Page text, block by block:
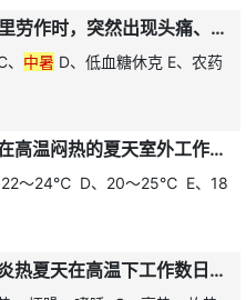
患者，男，30岁。夏天在田地里劳作时，突然出现头痛、头晕、恶心，继而出现口渴、胸闷、面色苍白、大汗琳漓，脉搏细速，血压下降；后晕倒在地，该患者最可能发生了
中暑 D、低血糖休克 E、农药
患者男性，56岁，建筑工人，在高温闷热的夏天室外工作，近日出现全身乏力，继而体温升高，有时可达40℃以上，并出现皮肤干热，无汗、谵妄和抽搐，脉搏加快，血压下降，呼吸浅速等表现，来急诊室就诊，考虑可能是热射病(
～24℃ D、20～25℃ E、18
患者男性，45岁，特殊工种，炎热夏天在高温下工作数日，近日出现全身乏力、多汗，继而体温升高。有时可达40℃以上，并出现皮肤干热。无汗、谵妄和抽搐，脉搏加快，血压下降，呼吸浅速等表现，考虑可能是热射病(